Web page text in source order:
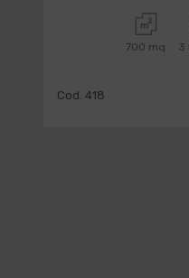
700 mq 3
Cod. 418